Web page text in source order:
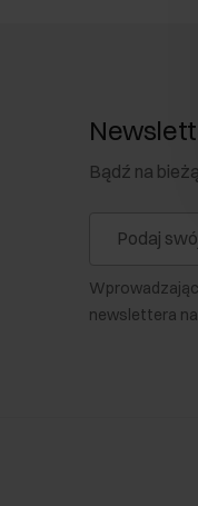
Bądź na
newslettera